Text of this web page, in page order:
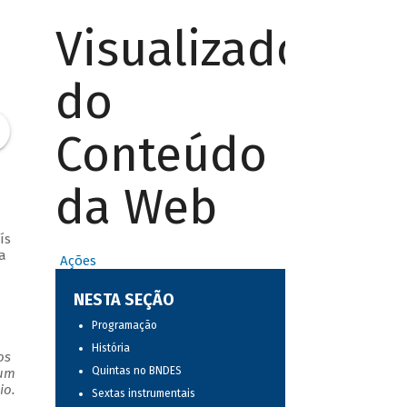
Visualizador
do
Conteúdo
da Web
Ações
NESTA SEÇÃO
Programação
História
Quintas no BNDES
Sextas instrumentais